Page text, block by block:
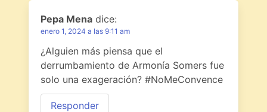
Pepa Mena dice:
enero 1, 2024 a las 9:11 am
¿Alguien más piensa que el
derrumbamiento de Armonía Somers fue
solo una exageración? #NoMeConvence
Responder